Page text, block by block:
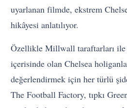
uyarlanan filmde, ekstrem
hikâyesi anlatılıyor.
Özellikle Millwall taraftarları ile
içerisinde olan Chelsea
değerlendirmek için her türlü
The Football Factory, tıpkı